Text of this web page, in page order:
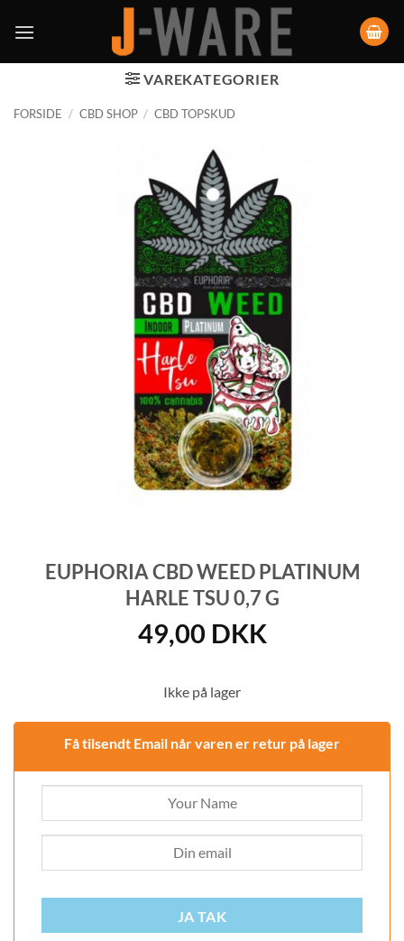
VAREKATEGORIER
FORSIDE / CBD SHOP / CBD TOPSKUD
EUPHORIA CBD WEED PLATINUM
HARLE TSU 0,7 G
49,00 DKK
Ikke på lager
Få tilsendt Email når varen er retur på lager
JA TAK